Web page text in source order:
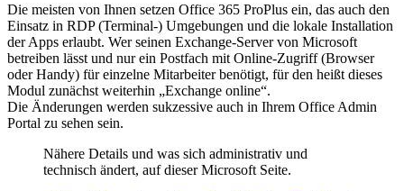
Die meisten von Ihnen setzen Office 365 ProPlus ein, das auch den
Einsatz in RDP (Terminal-) Umgebungen und die lokale Installation
der Apps erlaubt. Wer seinen Exchange-Server von Microsoft
betreiben lässt und nur ein Postfach mit Online-Zugriff (Browser
oder Handy) für einzelne Mitarbeiter benötigt, für den heißt dieses
Modul zunächst weiterhin „Exchange online“.
Die Änderungen werden sukzessive auch in Ihrem Office Admin
Portal zu sehen sein.
Nähere Details und was sich administrativ und
technisch ändert, auf dieser Microsoft Seite.